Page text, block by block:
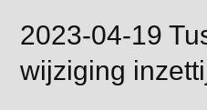
2023-04-19
wijziging